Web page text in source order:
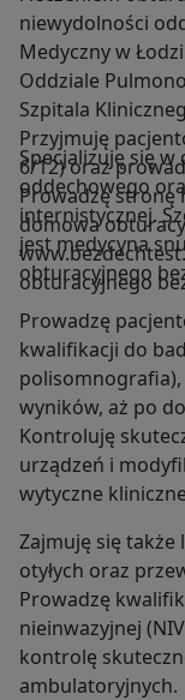
niewydolności
Medyczny w
Oddziale
Szpitala
Przyjmuję
6/12) oraz
Prowadzę stronę
domowa
obturacyjnego
Specjalizuję się
oddechowego
internistycznej.
jest medycyna
obturacyjnego
Prowadzę
kwalifikacji do
wyników, aż po
Kontroluję
urządzeń i
wytyczne
Zajmuję się także
otyłych oraz
Prowadzę
nieinwazyjnej
kontrolę
ambulatoryjnych.